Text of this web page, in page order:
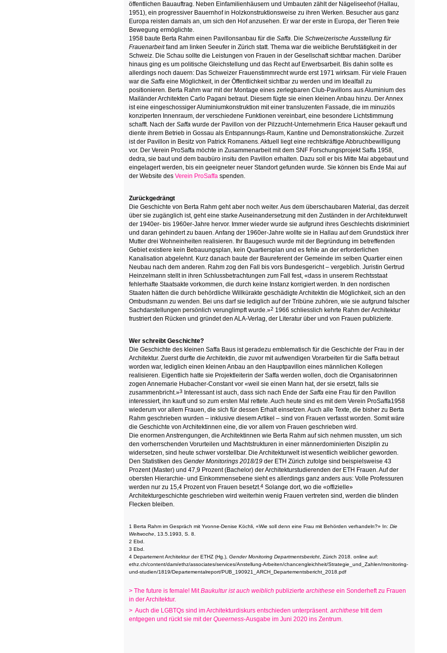
öffentlichen Bauauftrag. Neben Einfamilienhäusern und Umbauten zählt der Nägeliseehof (Hallau,
1951), ein progressiver Bauernhof in Holzkonstruktionsweise zu ihren Werken. Besucher aus ganz
Europa reisten damals an, um sich den Hof anzusehen. Er war der erste in Europa, der Tieren freie
Bewegung ermöglichte.
1958 baute Berta Rahm einen Pavillonsanbau für die Saffa. Die Schweizerische Ausstellung für
Frauenarbeitfand am linken Seeufer in Zürich statt. Thema war die weibliche Berufstätigkeit in der
Schweiz. Die Schau sollte die Leistungen von Frauen in der Gesellschaft sichtbar machen. Darüber
hinaus ging es um politische Gleichstellung und das Recht auf Erwerbsarbeit. Bis dahin sollte es
allerdings noch dauern: Das Schweizer Frauenstimmrecht wurde erst 1971 wirksam. Für viele Frauen
war die Saffa eine Möglichkeit, in der Öffentlichkeit sichtbar zu werden und im Idealfall zu
positionieren. Berta Rahm war mit der Montage eines zerlegbaren Club-Pavillons aus Aluminium des
Mailänder Architekten Carlo Pagani betraut. Diesem fügte sie einen kleinen Anbau hinzu. Der Annex
ist eine eingeschossiger Aluminiumkonstruktion mit einer transluzenten Fassade, die im minuziös
konziperten Innenraum, der verschiedene Funktionen vereinbart, eine besondere Lichtstimmung
schafft. Nach der Saffa wurde der Pavillon von der Pilzzucht-Unternehmerin Erica Hauser gekauft und
diente ihrem Betrieb in Gossau als Entspannungs-Raum, Kantine und Demonstrationsküche. Zurzeit
ist der Pavillon in Besitz von Patrick Romanens. Aktuell liegt eine rechtskräftige Abbruchbewilligung
vor. Der Verein ProSaffa möchte in Zusammenarbeit mit dem SNF Forschungsprojekt Saffa 1958,
dedra, sie baut und dem baubüro insitu den Pavillon erhalten. Dazu soll er bis Mitte Mai abgebaut und
eingelagert werden, bis ein geeigneter neuer Standort gefunden wurde. Sie können bis Ende Mai auf
der Website des Verein ProSaffa spenden.
Zurückgedrängt
Die Geschichte von Berta Rahm geht aber noch weiter. Aus dem überschaubaren Material, das derzeit
über sie zugänglich ist, geht eine starke Auseinandersetzung mit den Zuständen in der Architekturwelt
der 1940er- bis 1960er-Jahre hervor. Immer wieder wurde sie aufgrund ihres Geschlechts diskriminiert
und daran gehindert zu bauen. Anfang der 1960er-Jahre wollte sie in Hallau auf dem Grundstück ihrer
Mutter drei Wohneinheiten realisieren. Ihr Baugesuch wurde mit der Begründung im betreffenden
Gebiet existiere kein Bebauungsplan, kein Quartiersplan und es fehle an der erforderlichen
Kanalisation abgelehnt. Kurz danach baute der Baureferent der Gemeinde im selben Quartier einen
Neubau nach dem anderen. Rahm zog den Fall bis vors Bundesgericht – vergeblich. Juristin Gertrud
Heinzelmann stellt in ihren Schlussbetrachtungen zum Fall fest, «dass in unserem Rechtsstaat
fehlerhafte Staatsakte vorkommen, die durch keine Instanz korrigiert werden. In den nordischen
Staaten hätten die durch behördliche Willkürakte geschädigte Architektin die Möglichkeit, sich an den
Ombudsmann zu wenden. Bei uns darf sie lediglich auf der Tribüne zuhören, wie sie aufgrund falscher
Sachdarstellungen persönlich verunglimpft wurde.»2 1966 schliesslich kehrte Rahm der Architektur
frustriert den Rücken und gründet den ALA-Verlag, der Literatur über und von Frauen publizierte.
Wer schreibt Geschichte?
Die Geschichte des kleinen Saffa Baus ist geradezu emblematisch für die Geschichte der Frau in der
Architektur. Zuerst durfte die Architektin, die zuvor mit aufwendigen Vorarbeiten für die Saffa betraut
worden war, lediglich einen kleinen Anbau an den Hauptpavillon eines männlichen Kollegen
realisieren. Eigentlich hatte sie Projektleiterin der Saffa werden wollen, doch die Organisatorinnen
zogen Annemarie Hubacher-Constant vor «weil sie einen Mann hat, der sie ersetzt, falls sie
zusammenbricht.»3 Interessant ist auch, dass sich nach Ende der Saffa eine Frau für den Pavillon
interessiert, ihn kauft und so zum ersten Mal rettete. Auch heute sind es mit dem Verein ProSaffa1958
wiederum vor allem Frauen, die sich für dessen Erhalt einsetzen. Auch alle Texte, die bisher zu Berta
Rahm geschrieben wurden – inklusive diesem Artikel – sind von Frauen verfasst worden. Somit wäre
die Geschichte von Architektinnen eine, die vor allem von Frauen geschrieben wird.
Die enormen Anstrengungen, die Architektinnen wie Berta Rahm auf sich nehmen mussten, um sich
den vorherrschenden Vorurteilen und Machtstrukturen in einer männerdominierten Disziplin zu
widersetzen, sind heute schwer vorstellbar. Die Architekturwelt ist wesentlich weiblicher geworden.
Den Statistiken des Gender Monitorings 2018/19 der ETH Zürich zufolge sind beispielsweise 43
Prozent (Master) und 47,9 Prozent (Bachelor) der Architekturstudierenden der ETH Frauen. Auf der
obersten Hierarchie- und Einkommensebene sieht es allerdings ganz anders aus: Volle Professuren
werden nur zu 15,4 Prozent von Frauen besetzt.4 Solange dort, wo die «offizielle»
Architekturgeschichte geschrieben wird weiterhin wenig Frauen vertreten sind, werden die blinden
Flecken bleiben.
1 Berta Rahm im Gespräch mit Yvonne-Denise Köchli, «Wie soll denn eine Frau mit Behörden verhandeln?» In: Die
Weltwoche , 13.5.1993, S. 8.
2 Ebd.
3 Ebd.
4 Departement Architektur der ETHZ (Hg.), Gender Monitoring Departmentsbericht , Zürich 2018. online auf:
ethz.ch/content/dam/ethz/associates/services/Anstellung-Arbeiten/chancengleichheit/Strategie_und_Zahlen/monitoring-
und-studien/1819/Departementalreport/PUB_190921_ARCH_Departementsbericht_2018.pdf
> The future is female! MitBaukultur ist auch weiblich publizierte archithese ein Sonderheft zu Frauen
in der Architektur.
> Auch die LGBTQs sind im Architekturdiskurs entschieden unterpräsent. archithese tritt dem
entgegen und rückt sie mit der Queerness-Ausgabe im Juni 2020 ins Zentrum.